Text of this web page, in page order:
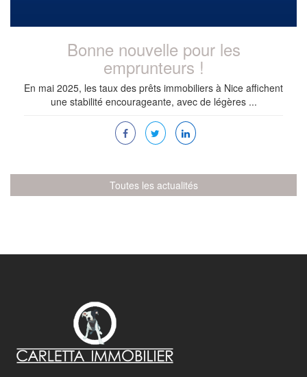
Bonne nouvelle pour les
emprunteurs !
En mai 2025, les taux des prêts immobiliers à Nice affichent
une stabilité encourageante, avec de légères ...
Toutes les actualités